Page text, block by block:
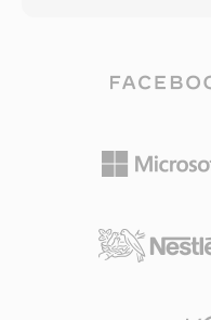
dijital ses iş
aktarma için yerel
çalışan
bozucu boyut
içinde barındırır.
ve MIDI verileri
depolar. Belirleyici
kayıtçıları boyut